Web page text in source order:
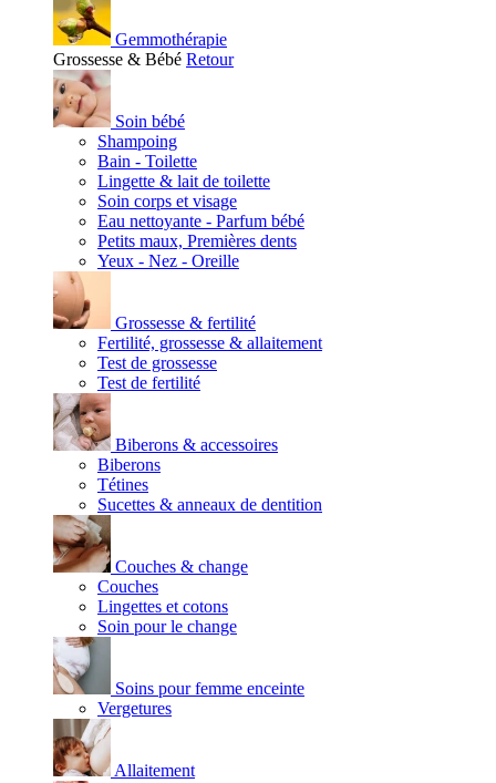
Gemmothérapie
Grossesse & Bébé Retour
Soin bébé
Shampoing
Bain - Toilette
Lingette & lait de toilette
Soin corps et visage
Eau nettoyante - Parfum bébé
Petits maux, Premières dents
Yeux - Nez - Oreille
Grossesse & fertilité
Fertilité, grossesse & allaitement
Test de grossesse
Test de fertilité
Biberons & accessoires
Biberons
Tétines
Sucettes & anneaux de dentition
Couches & change
Couches
Lingettes et cotons
Soin pour le change
Soins pour femme enceinte
Vergetures
Allaitement